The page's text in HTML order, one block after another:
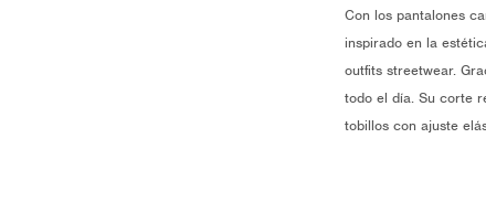
Con los pantalones
inspirado en la
outfits streetwear.
todo el día. Su corte
tobillos con ajuste